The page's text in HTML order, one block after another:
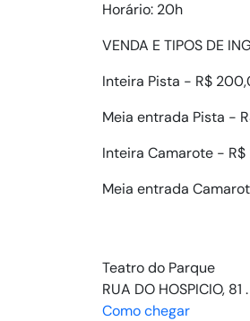
Horário: 20h
VENDA E TIPOS DE
Inteira Pista - R$
Meia entrada Pista -
Inteira Camarote -
Meia entrada
Teatro do Parque
RUA DO HOSPICIO, 81
Como chegar